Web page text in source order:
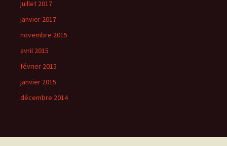
juillet 2017
janvier 2017
novembre 2015
avril 2015
février 2015
janvier 2015
décembre 2014